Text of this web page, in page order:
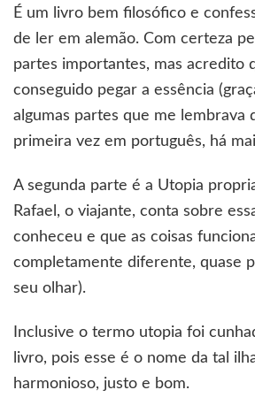
É um livro bem filosófico e
de ler em alemão. Com certeza
partes importantes, mas acredito
conseguido pegar a essência
algumas partes que me lembrava
primeira vez em português, há
A segunda parte é a Utopia
Rafael, o viajante, conta sobre
conheceu e que as coisas
completamente diferente, quase
seu olhar).
Inclusive o termo utopia foi
livro, pois esse é o nome da tal
harmonioso, justo e bom.